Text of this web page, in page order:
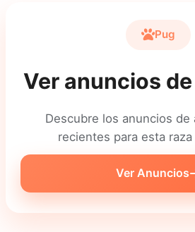
Pug
Ver anuncios
Descubre los anuncios de
recientes para esta
Ver Anuncios